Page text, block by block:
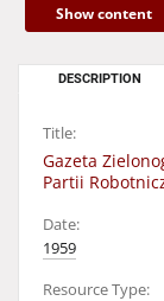
Show content
DESCRIPTION
Title:
Gazeta
Partii
Date:
1959
Resource Type: